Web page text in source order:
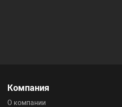
Компания
О компании